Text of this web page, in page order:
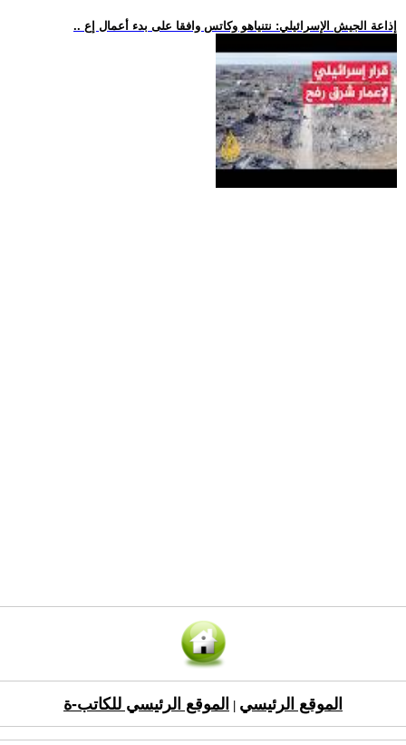
.. إذاعة الجيش الإسرائيلي: نتنياهو وكاتس وافقا على بدء أعمال إع
الموقع الرئيسي الموقع الرئيسي للكاتب-ة